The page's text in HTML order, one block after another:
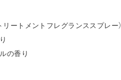
ートメントフレグランススプレー）
の香り